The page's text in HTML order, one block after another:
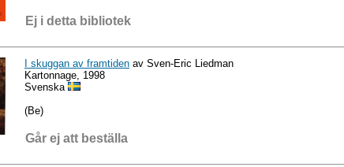
Ej i detta bibliotek
I skuggan av framtiden av Sven-Eric Liedman
Kartonnage, 1998
Svenska
(Be)
Går ej att beställa